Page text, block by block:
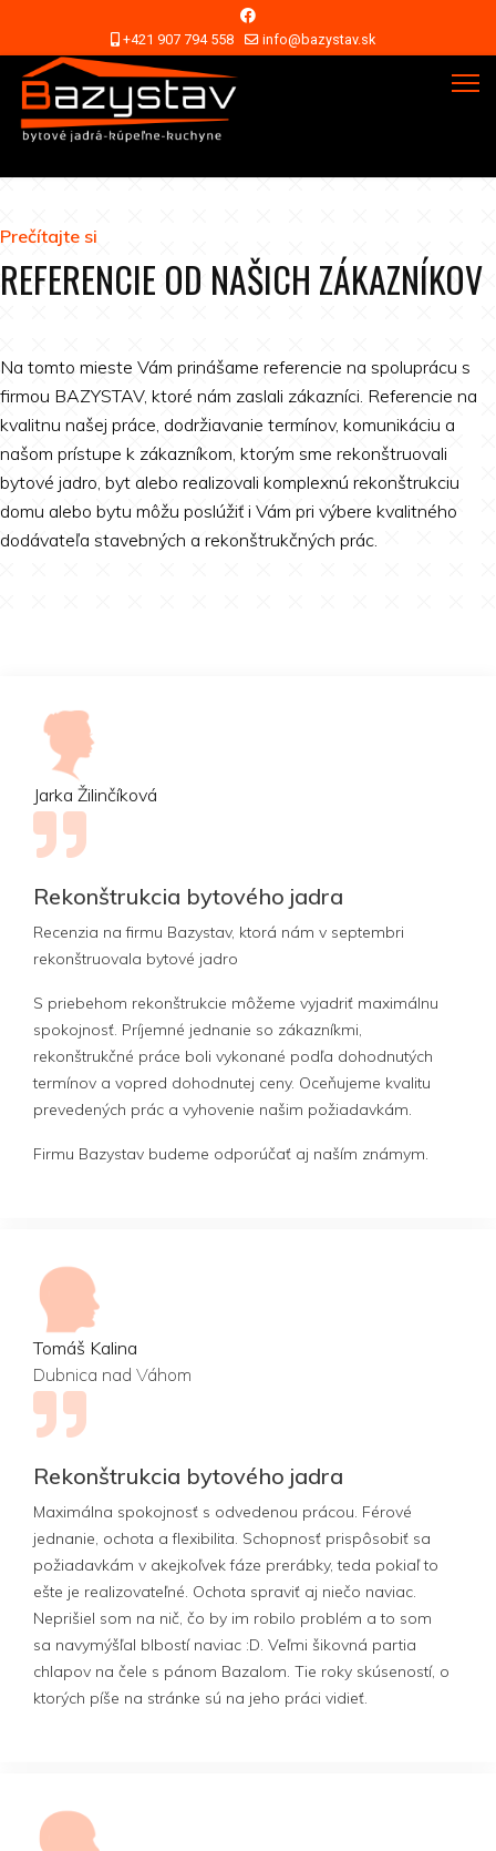
+421 907 794 558 info@bazystav.sk
Prečítajte si
REFERENCIE OD NAŠICH ZÁKAZNÍKOV
Na tomto mieste Vám prinášame referencie na spoluprácu s
firmou BAZYSTAV, ktoré nám zaslali zákazníci. Referencie na
kvalitnu našej práce, dodržiavanie termínov, komunikáciu a
našom prístupe k zákazníkom, ktorým sme rekonštruovali
bytové jadro, byt alebo realizovali komplexnú rekonštrukciu
domu alebo bytu môžu poslúžiť i Vám pri výbere kvalitného
dodávateľa stavebných a rekonštrukčných prác.
Jarka Žilinčíková
Rekonštrukcia bytového jadra
Recenzia na firmu Bazystav, ktorá nám v septembri
rekonštruovala bytové jadro
S priebehom rekonštrukcie môžeme vyjadriť maximálnu
spokojnosť. Príjemné jednanie so zákazníkmi,
rekonštrukčné práce boli vykonané podľa dohodnutých
termínov a vopred dohodnutej ceny. Oceňujeme kvalitu
prevedených prác a vyhovenie našim požiadavkám.
Firmu Bazystav budeme odporúčať aj naším známym.
Tomáš Kalina
Dubnica nad Váhom
Rekonštrukcia bytového jadra
Maximálna spokojnosť s odvedenou prácou. Férové
jednanie, ochota a flexibilita. Schopnosť prispôsobiť sa
požiadavkám v akejkoľvek fáze prerábky, teda pokiaľ to
ešte je realizovateľné. Ochota spraviť aj niečo naviac.
Neprišiel som na nič, čo by im robilo problém a to som
sa navymýšľal blbostí naviac :D. Veľmi šikovná partia
chlapov na čele s pánom Bazalom. Tie roky skúseností, o
ktorých píše na stránke sú na jeho práci vidieť.